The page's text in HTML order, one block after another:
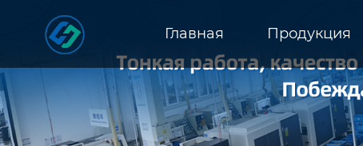
Главная Продукция